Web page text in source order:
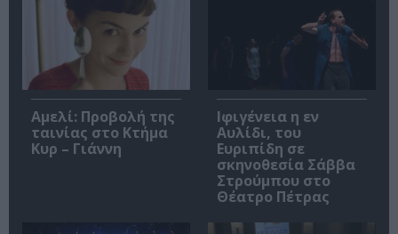
Αμελί: Προβολή της
ταινίας στο Κτήμα
Κυρ – Γιάννη
Ιφιγένεια η εν
Αυλίδι, του
Ευριπίδη σε
σκηνοθεσία Σάββα
Στρούμπου στο
Θέατρο Πέτρας